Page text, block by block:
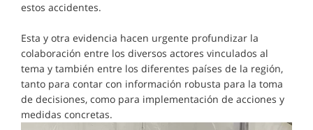
estos accidentes.
Esta y otra evidencia hacen urgente profundizar la
colaboración entre los diversos actores vinculados al
tema y también entre los diferentes países de la región,
tanto para contar con información robusta para la toma
de decisiones, como para implementación de acciones y
medidas concretas.